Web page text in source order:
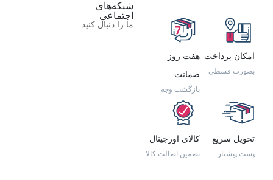
امکان پرداخت
بصورت قسطی
هفت روز
ضمانت
بازگشت وجه
تحویل سریع
پست پیشتاز
کالای اورجینال
تضمین اصالت کالا
شبکه‌های
اجتماعی
ما را دنبال کنید…